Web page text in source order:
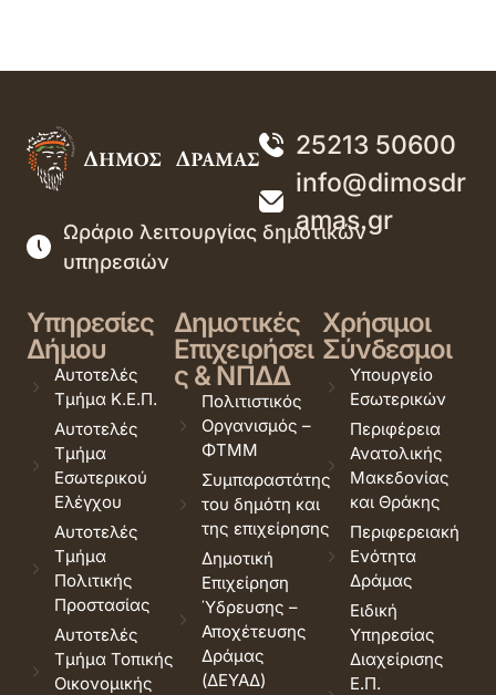
25213 50600
info@dimosdr
amas.gr
Ωράριο λειτουργίας δημοτικών
υπηρεσιών
Υπηρεσίες
Δήμου
Αυτοτελές
Τμήμα Κ.Ε.Π.
Αυτοτελές
Τμήμα
Εσωτερικού
Ελέγχου
Αυτοτελές
Τμήμα
Πολιτικής
Προστασίας
Αυτοτελές
Τμήμα Τοπικής
Οικονομικής
Δημοτικές
Επιχειρήσει
ς & ΝΠΔΔ
Πολιτιστικός
Οργανισμός –
ΦΤΜΜ
Συμπαραστάτης
του δημότη και
της επιχείρησης
Δημοτική
Επιχείρηση
Ύδρευσης –
Αποχέτευσης
Δράμας
(ΔΕΥΑΔ)
Χρήσιμοι
Σύνδεσμοι
Υπουργείο
Εσωτερικών
Περιφέρεια
Ανατολικής
Μακεδονίας
και Θράκης
Περιφερειακή
Ενότητα
Δράμας
Ειδική
Υπηρεσίας
Διαχείρισης
Ε.Π.